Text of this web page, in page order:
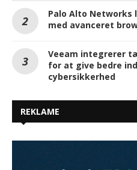
Palo Alto Networks
med avanceret
Veeam integrerer
for at give bedre
cybersikkerhed
REKLAME